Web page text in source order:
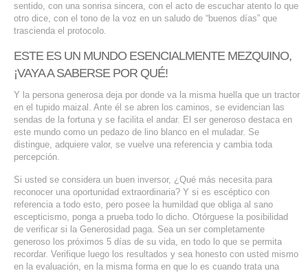
sentido, con una sonrisa sincera, con el acto de escuchar atento lo que
otro dice, con el tono de la voz en un saludo de “buenos días” que
trascienda el protocolo.
ESTE ES UN MUNDO ESENCIALMENTE MEZQUINO,
¡VAYA A SABERSE POR QUÉ!
Y la persona generosa deja por donde va la misma huella que un tractor
en el tupido maizal. Ante él se abren los caminos, se evidencian las
sendas de la fortuna y se facilita el andar. El ser generoso destaca en
este mundo como un pedazo de lino blanco en el muladar. Se
distingue, adquiere valor, se vuelve una referencia y cambia toda
percepción.
Si usted se considera un buen inversor, ¿Qué más necesita para
reconocer una oportunidad extraordinaria? Y si es escéptico con
referencia a todo esto, pero posee la humildad que obliga al sano
escepticismo, ponga a prueba todo lo dicho. Otórguese la posibilidad
de verificar si la Generosidad paga. Sea un ser completamente
generoso los próximos 5 días de su vida, en todo lo que se permita
recordar. Verifique luego los resultados y sea honesto con usted mismo
en la evaluación, en la misma forma en que lo es cuando trata una